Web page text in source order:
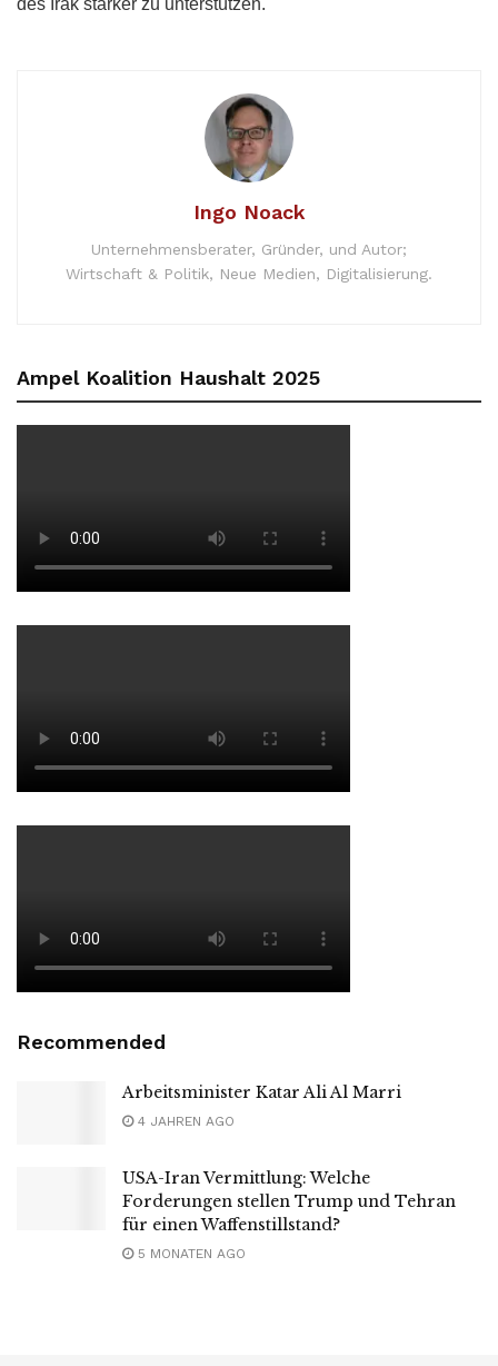
Ingo Noack
Unternehmensberater, Gründer, und Autor;
Wirtschaft & Politik, Neue Medien, Digitalisierung.
Ampel Koalition Haushalt 2025
Recommended
Arbeitsminister Katar Ali Al Marri
4 JAHREN AGO
USA-Iran Vermittlung: Welche
Forderungen stellen Trump und Tehran
für einen Waffenstillstand?
5 MONATEN AGO